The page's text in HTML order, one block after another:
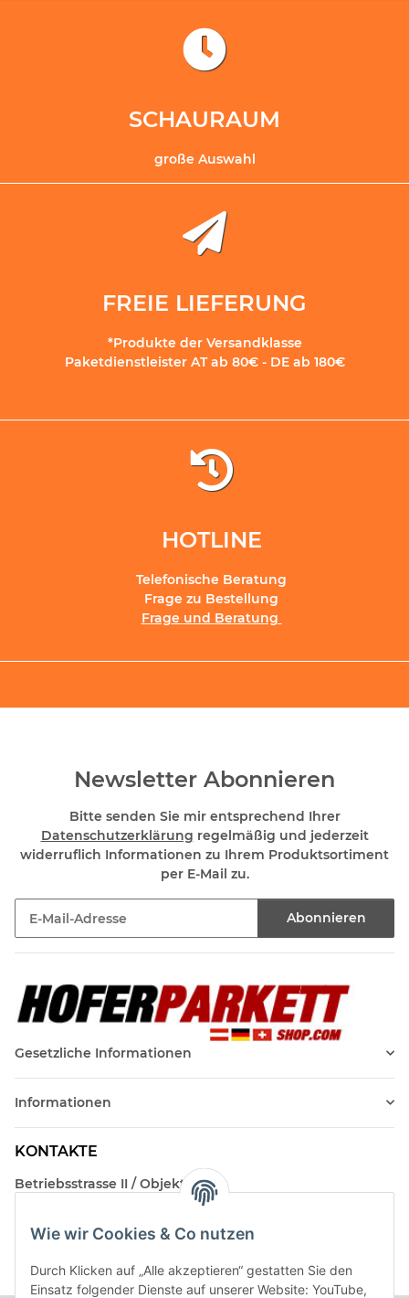
Wie wir Cookies & Co nutzen
Durch Klicken auf „Alle akzeptieren“ gestatten Sie den
Einsatz folgender Dienste auf unserer Website: YouTube,
SCHAURAUM
große Auswahl
FREIE LIEFERUNG
*Produkte der Versandklasse
Paketdienstleister AT ab 80€ - DE ab 180€
HOTLINE
Telefonische Beratung
Frage zu Bestellung
Frage und Beratung
Newsletter Abonnieren
Bitte senden Sie mir entsprechend Ihrer
Datenschutzerklärung regelmäßig und jederzeit
widerruflich Informationen zu Ihrem Produktsortiment
per E-Mail zu.
Abonnieren
Gesetzliche Informationen
Informationen
KONTAKTE
Betriebsstrasse II / Objekt 17
Kontakt